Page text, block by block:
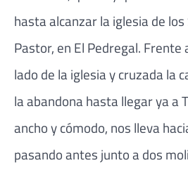
hasta alcanzar la iglesia de
Pastor, en El Pedregal. Frente
lado de la iglesia y cruzada la
la abandona hasta llegar ya a
ancho y cómodo, nos lleva
pasando antes junto a dos